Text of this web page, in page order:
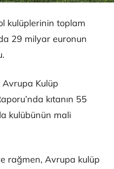
kulüplerinin toplam
29 milyar euronun
Avrupa Kulüp
kıtanın 55
kulübünün mali
rağmen, Avrupa kulüp